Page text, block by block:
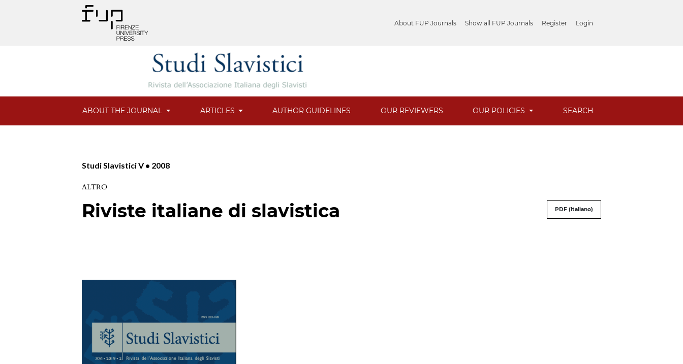
About FUP Journals Show all FUP Journals Register Login
ABOUT THE JOURNAL ARTICLES AUTHOR GUIDELINES OUR REVIEWERS OUR POLICIES SEARCH
Studi Slavistici V • 2008
ALTRO
Riviste italiane di slavistica PDF (Italiano)